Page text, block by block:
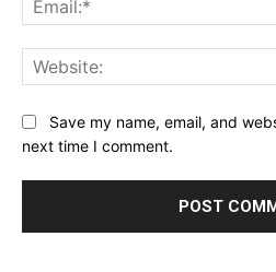
Save my name, email, and
next time I comment.